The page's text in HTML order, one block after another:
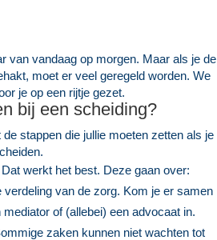
van vandaag op morgen. Maar als je de
moet er veel geregeld worden. We
je op een rijtje gezet.
bij een scheiding?
stappen die jullie moeten zetten als je
Dat werkt het best. Deze gaan over:
verdeling van de zorg. Kom je er samen
of (allebei) een advocaat in.
zaken kunnen niet wachten tot